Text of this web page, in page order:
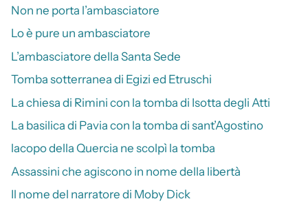
Non ne porta l’ambasciatore
Lo è pure un ambasciatore
L’ambasciatore della Santa Sede
Tomba sotterranea di Egizi ed Etruschi
La chiesa di Rimini con la tomba di Isotta degli Atti
La basilica di Pavia con la tomba di sant’Agostino
lacopo della Quercia ne scolpì la tomba
Assassini che agiscono in nome della libertà
Il nome del narratore di Moby Dick